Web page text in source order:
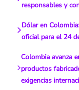
responsables y
Dólar en
oficial para el 24
Colombia avanza
productos
exigencias